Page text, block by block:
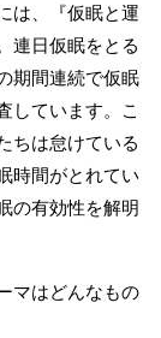
は、『仮眠と運
連日仮眠をとる
期間連続で仮眠
しています。こ
ちは怠けている
時間がとれてい
の有効性を解明
マはどんなもの